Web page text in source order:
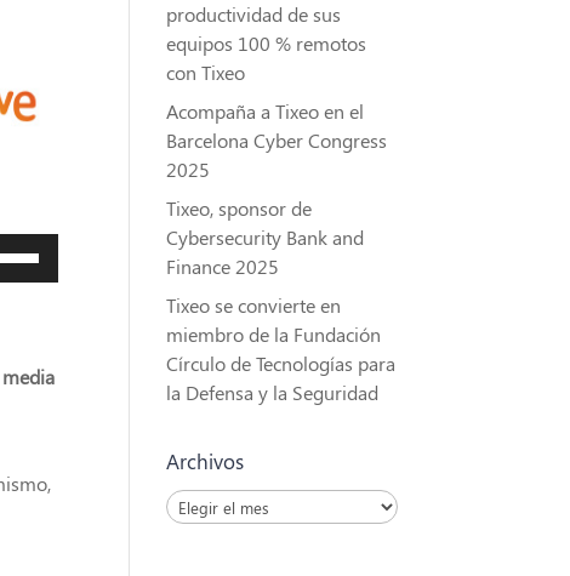
productividad de sus
equipos 100 % remotos
con Tixeo
Acompaña a Tixeo en el
Barcelona Cyber Congress
2025
Tixeo, sponsor de
Cybersecurity Bank and
Finance 2025
Tixeo se convierte en
miembro de la Fundación
Círculo de Tecnologías para
la Defensa y la Seguridad
Archivos
Archivos